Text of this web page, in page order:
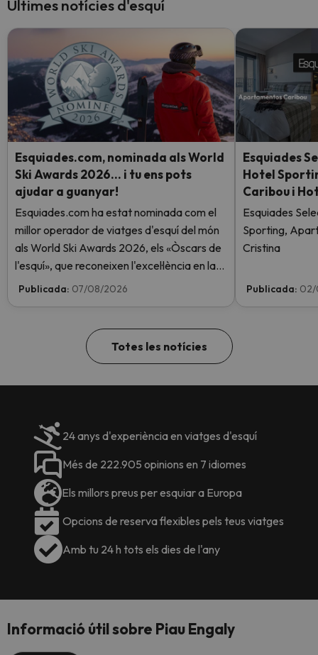
Últimes notícies d'esquí
Esquiades.com, nominada als World
Ski Awards 2026… i tu ens pots
ajudar a guanyar!
Esquiades.com ha estat nominada com el
millor operador de viatges d'esquí del món
als World Ski Awards 2026, els «Òscars de
l'esquí», que reconeixen l'excel·lència en la
indústria de l'esquí. Vota ara i ajuda'ns a
Publicada: 07/08/2026
Esquiades
Hotel
Caribou i
Esquiades
Sporting,
Cristina
Publicada:
Totes les notícies
24 anys d'experiència en viatges d'esquí
Més de 222.905 opinions en 7 idiomes
Els millors preus per esquiar a Europa
Opcions de reserva flexibles pels teus viatges
Amb tu 24 h tots els dies de l'any
Informació útil sobre Piau Engaly